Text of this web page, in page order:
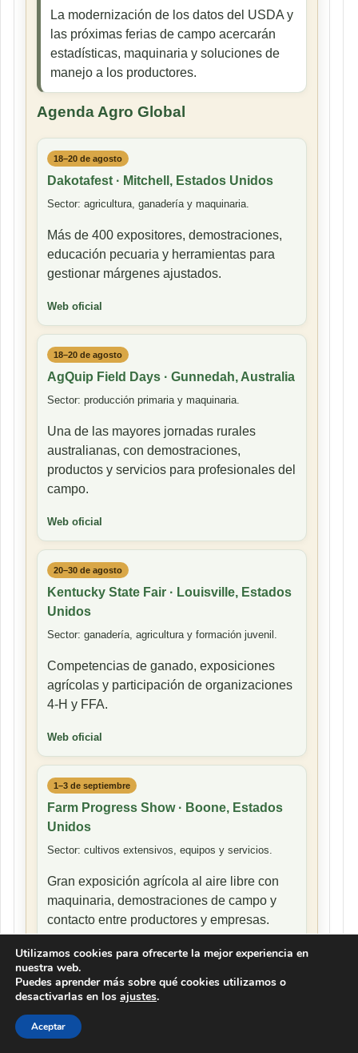
La modernización de los datos del USDA y
las próximas ferias de campo acercarán
estadísticas, maquinaria y soluciones de
manejo a los productores.
Agenda Agro Global
18–20 de agosto
Dakotafest · Mitchell, Estados Unidos
Sector: agricultura, ganadería y maquinaria.
Más de 400 expositores, demostraciones,
educación pecuaria y herramientas para
gestionar márgenes ajustados.
Web oficial
18–20 de agosto
AgQuip Field Days · Gunnedah, Australia
Sector: producción primaria y maquinaria.
Una de las mayores jornadas rurales
australianas, con demostraciones,
productos y servicios para profesionales del
campo.
Web oficial
20–30 de agosto
Kentucky State Fair · Louisville, Estados
Unidos
Sector: ganadería, agricultura y formación juvenil.
Competencias de ganado, exposiciones
agrícolas y participación de organizaciones
4-H y FFA.
Web oficial
1–3 de septiembre
Farm Progress Show · Boone, Estados
Unidos
Sector: cultivos extensivos, equipos y servicios.
Gran exposición agrícola al aire libre con
maquinaria, demostraciones de campo y
contacto entre productores y empresas.
Web oficial
Una guía rápida para seguir clima,
mercados, producción y eventos clave
del agro global.
Utilizamos cookies para ofrecerte la mejor experiencia en
nuestra web.
Puedes aprender más sobre qué cookies utilizamos o
desactivarlas en los ajustes.
Aceptar